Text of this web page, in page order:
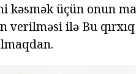
kəsmək üçün onun
verilməsi ilə Bu